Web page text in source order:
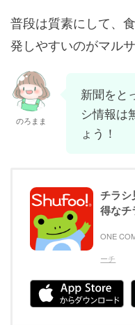
普段は質素にして、
発しやすいのがマル
のろまま
新聞をと
シ情報は
ょう！
チラ
得なチ
ONE
ーチ